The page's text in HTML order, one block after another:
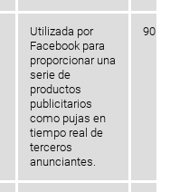
Utilizada por
Facebook para
proporcionar una
serie de
productos
publicitarios
como pujas en
tiempo real de
terceros
anunciantes.
90